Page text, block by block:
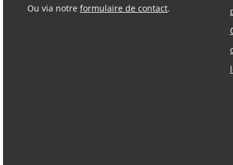
Ou via notre formulaire de contact.